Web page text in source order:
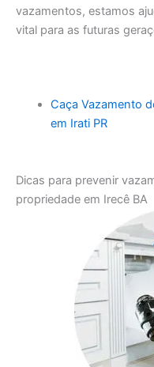
vazamentos, estamos
vital para as futuras
Caça Vazamento
em Irati PR
Dicas para prevenir
propriedade em Irecê BA